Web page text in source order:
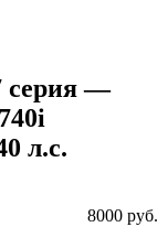
серия —
л.с.
8000 руб.